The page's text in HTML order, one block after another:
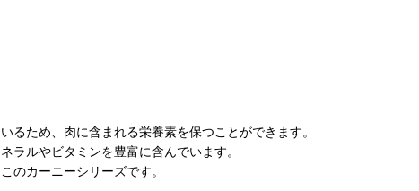
るため、肉に含まれる栄養素を保つことができます。
ラルやビタミンを豊富に含んでいます。
のカーニーシリーズです。